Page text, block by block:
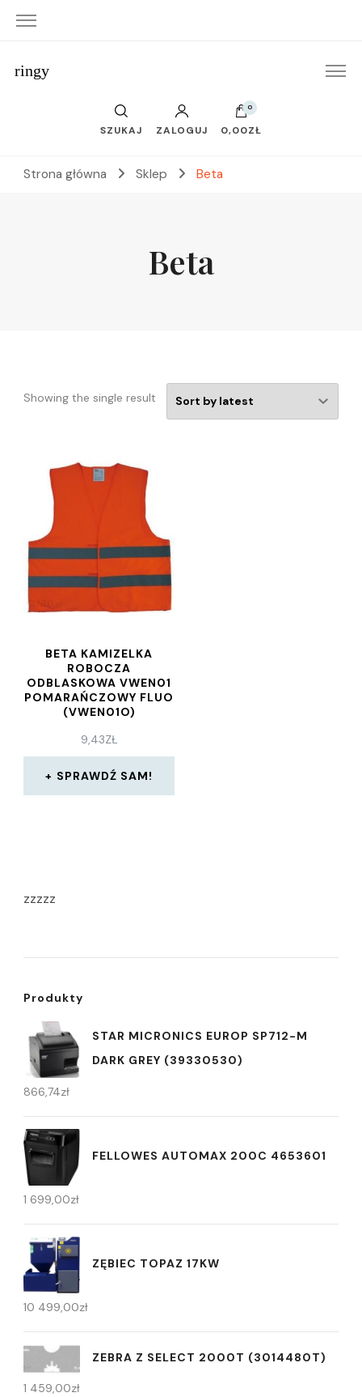
ringy
SZUKAJ ZALOGUJ
0
0,00ZŁ
Strona główna Sklep Beta
Beta
Showing the single result
BETA KAMIZELKA
ROBOCZA
ODBLASKOWA VWEN01
POMARAŃCZOWY FLUO
(VWEN01O)
9,43ZŁ
SPRAWDŹ SAM!
zzzzz
Produkty
STAR MICRONICS EUROP SP712-M
DARK GREY (39330530)
866,74zł
FELLOWES AUTOMAX 200C 4653601
1 699,00zł
ZĘBIEC TOPAZ 17KW
10 499,00zł
ZEBRA Z SELECT 2000T (3014480T)
1 459,00zł